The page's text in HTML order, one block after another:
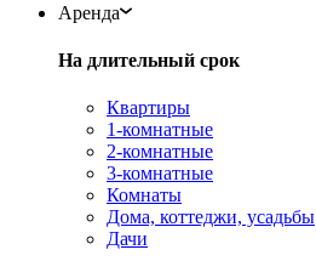
Аренда
На длительный срок
Квартиры
1-комнатные
2-комнатные
3-комнатные
Комнаты
Дома, коттеджи, усадьбы
Дачи